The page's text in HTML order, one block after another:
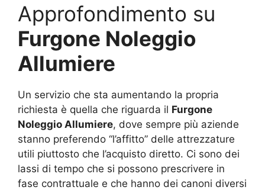
Approfondimento su
Furgone Noleggio
Allumiere
Un servizio che sta aumentando la propria
richiesta è quella che riguarda il Furgone
Noleggio Allumiere, dove sempre più aziende
stanno preferendo “l’affitto” delle attrezzature
utili piuttosto che l’acquisto diretto. Ci sono dei
lassi di tempo che si possono prescrivere in
fase contrattuale e che hanno dei canoni diversi